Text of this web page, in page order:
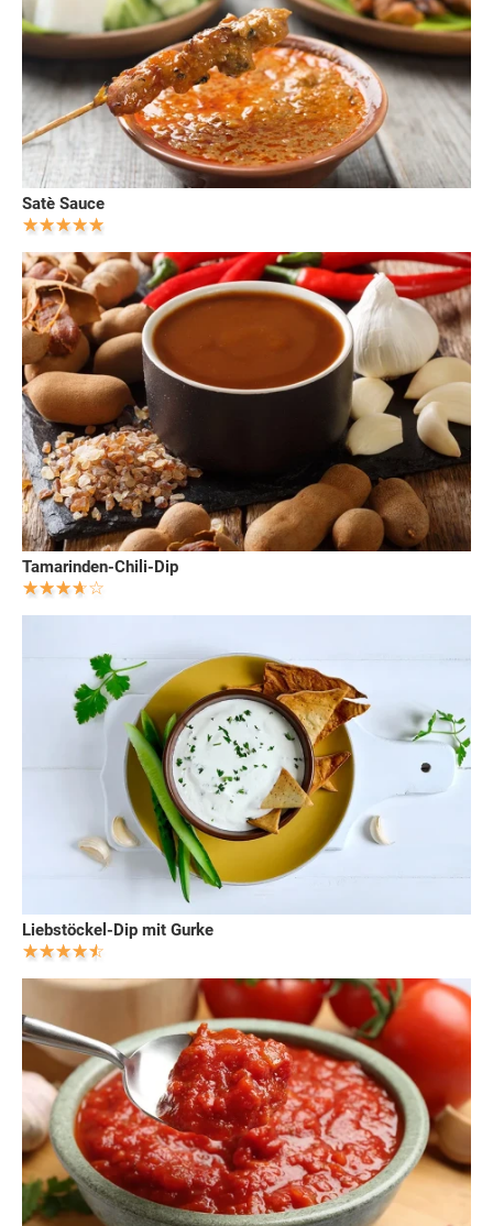
Satè Sauce
Tamarinden-Chili-Dip
Liebstöckel-Dip mit Gurke